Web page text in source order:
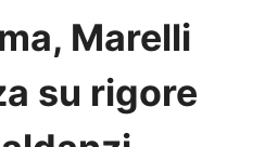
Marelli
su rigore